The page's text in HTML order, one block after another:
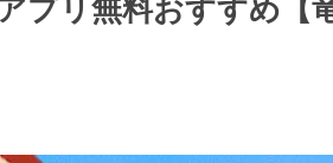
プリ無料おすすめ【